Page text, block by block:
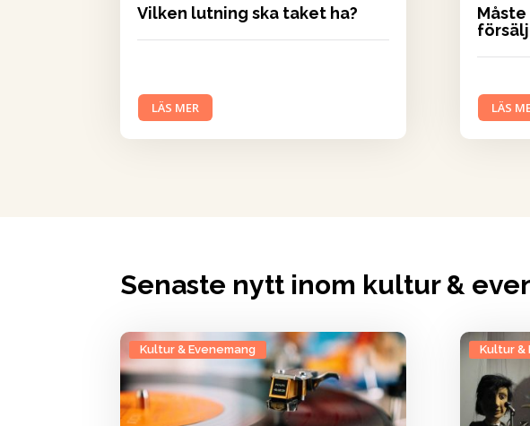
Vilken lutning ska taket ha?
LÄS MER
Måste
LÄS
Senaste nytt inom kultur &
Kultur & Evenemang Kultur &